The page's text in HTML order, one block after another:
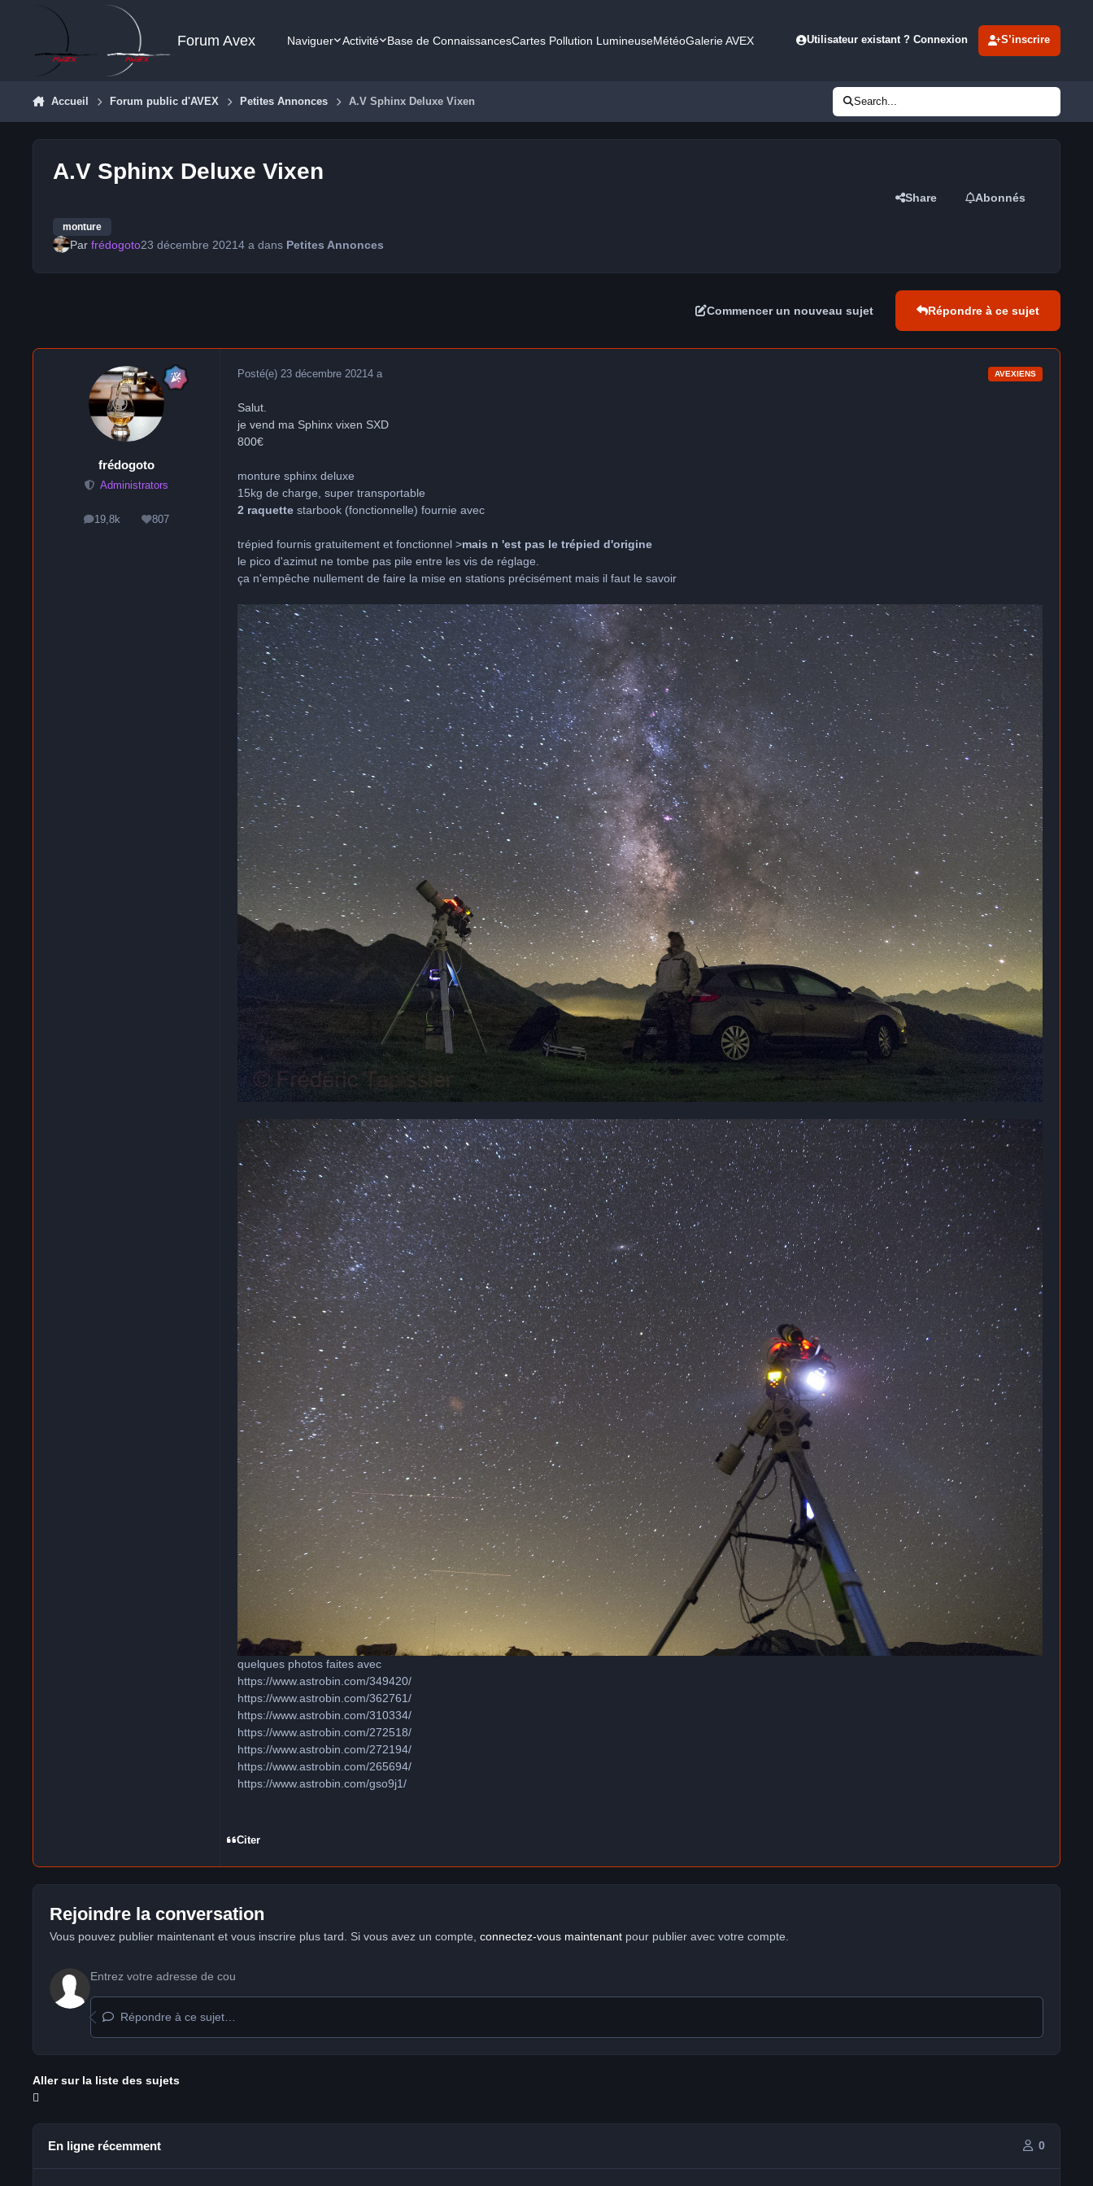
Aller au contenu
Forum Avex Naviguer Activité Base de ConnaissancesCartes Pollution LumineuseMétéoGalerie AVEX Utilisateur existant ? Connexion S’inscrire
Accueil Forum public d'AVEX Petites Annonces A.V Sphinx Deluxe Vixen Search...
A.V Sphinx Deluxe Vixen
monture
Share Abonnés
Par frédogoto23 décembre 20214 a dans Petites Annonces
Commencer un nouveau sujet Répondre à ce sujet
frédogoto
Administrators
19,8k
messages807
Réputation
Posté(e) 23 décembre 2021 4 a AVEXIENS
Salut.
je vend ma Sphinx vixen SXD
800€
monture sphinx deluxe
15kg de charge, super transportable
2 raquette starbook (fonctionnelle) fournie avec
trépied fournis gratuitement et fonctionnel >mais n 'est pas le trépied d'origine
le pico d'azimut ne tombe pas pile entre les vis de réglage.
ça n'empêche nullement de faire la mise en stations précisément mais il faut le savoir
quelques photos faites avec
https://www.astrobin.com/349420/
https://www.astrobin.com/362761/
https://www.astrobin.com/310334/
https://www.astrobin.com/272518/
https://www.astrobin.com/272194/
https://www.astrobin.com/265694/
https://www.astrobin.com/gso9j1/
Citer
Rejoindre la conversation
Vous pouvez publier maintenant et vous inscrire plus tard. Si vous avez un compte, connectez-vous maintenantpour publier avec votre compte.
Répondre à ce sujet…
Aller sur la liste des sujets
En ligne récemment 0